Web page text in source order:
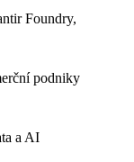
Foundry,
podniky
a AI